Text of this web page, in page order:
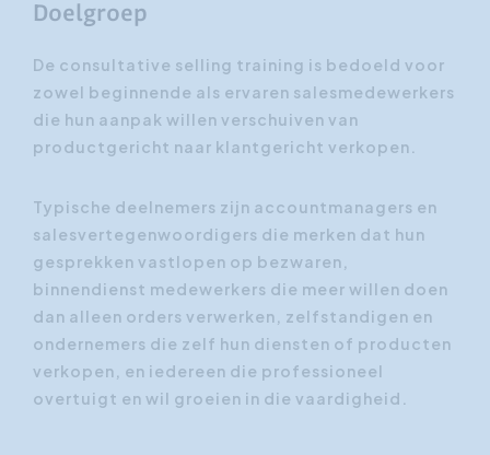
Doelgroep
De consultative selling training is bedoeld voor
zowel beginnende als ervaren salesmedewerkers
die hun aanpak willen verschuiven van
productgericht naar klantgericht verkopen.
Typische deelnemers zijn accountmanagers en
salesvertegenwoordigers die merken dat hun
gesprekken vastlopen op bezwaren,
binnendienst medewerkers die meer willen doen
dan alleen orders verwerken, zelfstandigen en
ondernemers die zelf hun diensten of producten
verkopen, en iedereen die professioneel
overtuigt en wil groeien in die vaardigheid.